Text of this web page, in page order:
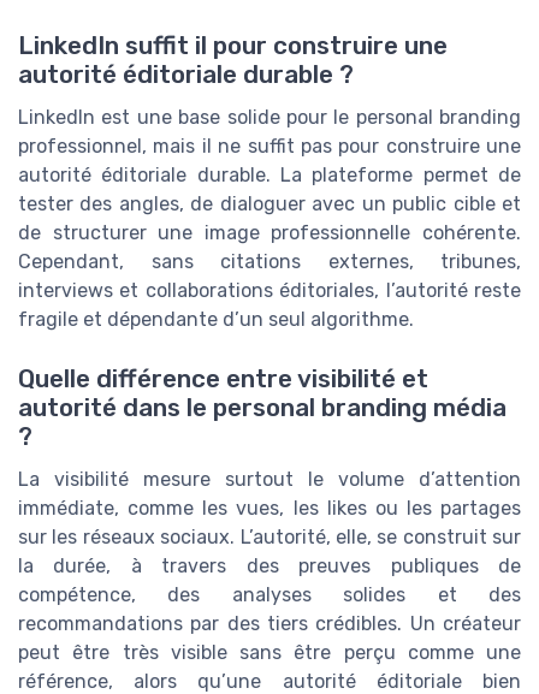
LinkedIn suffit il pour construire une
autorité éditoriale durable ?
LinkedIn est une base solide pour le personal branding
professionnel, mais il ne suffit pas pour construire une
autorité éditoriale durable. La plateforme permet de
tester des angles, de dialoguer avec un public cible et
de structurer une image professionnelle cohérente.
Cependant, sans citations externes, tribunes,
interviews et collaborations éditoriales, l’autorité reste
fragile et dépendante d’un seul algorithme.
Quelle différence entre visibilité et
autorité dans le personal branding média
?
La visibilité mesure surtout le volume d’attention
immédiate, comme les vues, les likes ou les partages
sur les réseaux sociaux. L’autorité, elle, se construit sur
la durée, à travers des preuves publiques de
compétence, des analyses solides et des
recommandations par des tiers crédibles. Un créateur
peut être très visible sans être perçu comme une
référence, alors qu’une autorité éditoriale bien